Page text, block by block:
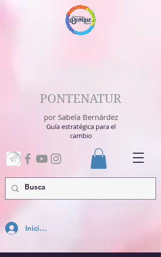
Inicia Sesión
PONTENATUR
por Sabela Bernárdez
Guía estratégica para el
cambio